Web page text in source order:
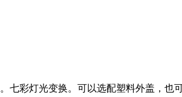
七彩灯光变换。可以选配塑料外盖，也